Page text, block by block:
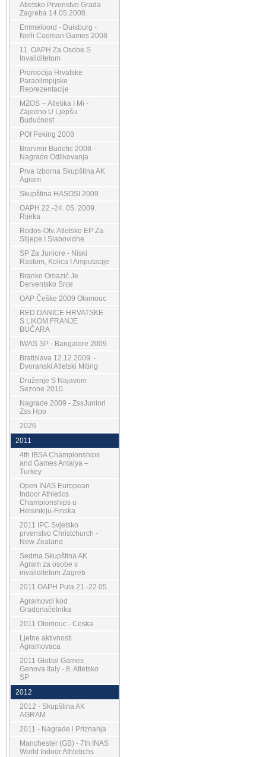
Atletsko Prvenstvo Grada
Zagreba 14.05.2008.
Emmeloord - Duisburg -
Nelli Cooman Games 2008
11. OAPH Za Osobe S
Invaliditetom
Promocija Hrvatske
Paraolimpijske
Reprezentacije
MZOS -- Atletika I Mi -
Zajedno U Ljepšu
Budućnost
POI Peking 2008
Branimir Budetic 2008 -
Nagrade Odlikovanja
Prva Izborna Skupština AK
Agram
Skupština HASOSI 2009
OAPH 22.-24. 05. 2009.
Rijeka
Rodos-Otv. Atletsko EP Za
Slijepe I Slabovidne
SP Za Juniore - Niski
Rastom, Kolica I Amputacije
Branko Omazić Je
Derventsko Srce
OAP Češke 2009 Olomouc
RED DANICE HRVATSKE
S LIKOM FRANJE
BUČARA
IWAS SP - Bangalore 2009
Bratislava 12.12.2009. -
Dvoranski Atletski Miting
Druženje S Najavom
Sezone 2010.
Nagrade 2009 - ZssJuniori
Zss Hpo
2026
2011
4th IBSA Championships
and Games Antalya –
Turkey
Open INAS European
Indoor Athletics
Championships u
Helsinkiju-Finska
2011 IPC Svjetsko
prvenstvo Christchurch -
New Zealand
Sedma Skupština AK
Agram za osobe s
invaliditetom Zagreb
2011 OAPH Pula 21.-22.05.
Agramovci kod
Gradonačelnika
2011 Olomouc - Ceska
Ljetne aktivnosti
Agramovaca
2011 Global Games
Genova Italy - 8. Atletsko
SP
2012
2012 - Skupština AK
AGRAM
2011 - Nagrade i Priznanja
Manchester (GB) - 7th INAS
World Indoor Athletichs